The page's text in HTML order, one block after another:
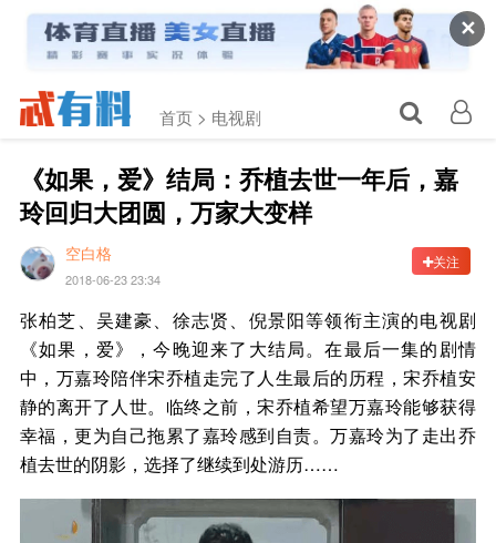
✕
首页 > 电视剧
《如果，爱》结局：乔植去世一年后，嘉
玲回归大团圆，万家大变样
空白格
2018-06-23 23:34
关注
张柏芝、吴建豪、徐志贤、倪景阳等领衔主演的电视剧
《如果，爱》，今晚迎来了大结局。在最后一集的剧情
中，万嘉玲陪伴宋乔植走完了人生最后的历程，宋乔植安
静的离开了人世。临终之前，宋乔植希望万嘉玲能够获得
幸福，更为自己拖累了嘉玲感到自责。万嘉玲为了走出乔
植去世的阴影，选择了继续到处游历……